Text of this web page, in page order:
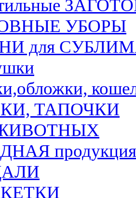
УБОРЫ
для
ТАПОЧКИ
продукция